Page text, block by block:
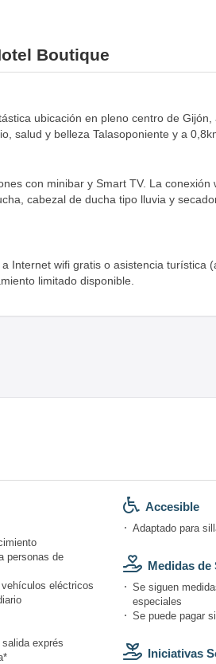
Boutique
ubicación en pleno centro de
salud y belleza Talasoponiente y a
con minibar y Smart TV. La
cabezal de ducha tipo lluvia y
Internet wifi gratis o asistencia
limitado disponible.
personas de
eléctricos
exprés
Accesible
Adaptado para
Medidas de
Se siguen
especiales
Se puede pagar
Iniciativas